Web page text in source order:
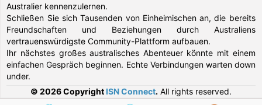
Australier kennenzulernen.
Schließen Sie sich Tausenden von Einheimischen an, die bereits
Freundschaften und Beziehungen durch Australiens
vertrauenswürdigste Community-Plattform aufbauen.
Ihr nächstes großes australisches Abenteuer könnte mit einem
einfachen Gespräch beginnen. Echte Verbindungen warten down
under.
© 2026 Copyright ISN Connect. All rights reserved.